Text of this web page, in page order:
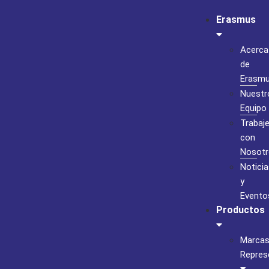
Erasmus
Acerca
de
Equipo
Trabaje
con
y
Productos
Marcas